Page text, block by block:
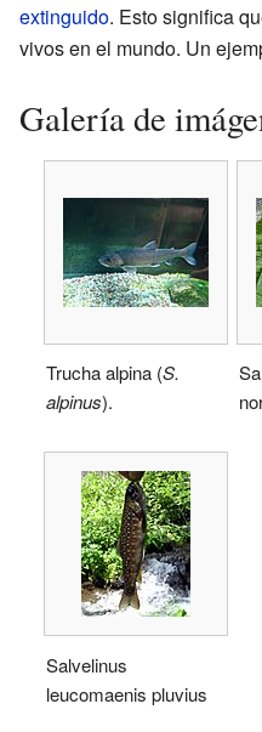
extinguido. Esto significa
vivos en el mundo. Un
Galería de
Trucha alpina (S.
alpinus).
Salvelinus
leucomaenis pluvius